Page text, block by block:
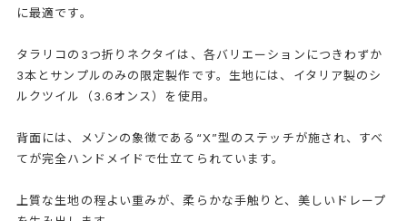
に最適です。
タラリコの3つ折りネクタイは、各バリエーションにつきわずか
3本とサンプルのみの限定製作です。生地には、イタリア製のシ
ルクツイル（3.6オンス）を使用。
背面には、メゾンの象徴である“X”型のステッチが施され、すべ
てが完全ハンドメイドで仕立てられています。
上質な生地の程よい重みが、柔らかな手触りと、美しいドレープ